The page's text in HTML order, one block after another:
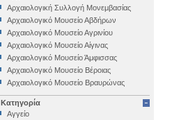
Αρχαιολογική Συλλογή Μονεμβασίας
Αρχαιολογικό Μουσείο Αβδήρων
Αρχαιολογικό Μουσείο Αγρινίου
Αρχαιολογικό Μουσείο Αίγινας
Αρχαιολογικό Μουσείο Άμφισσας
Αρχαιολογικό Μουσείο Βέροιας
Αρχαιολογικό Μουσείο Βραυρώνας
Αρχαιολογικό Μουσείο Δελφών
Αρχαιολογικό Μουσείο Ηγουμενίτσας
Κατηγορία
Αγγείο